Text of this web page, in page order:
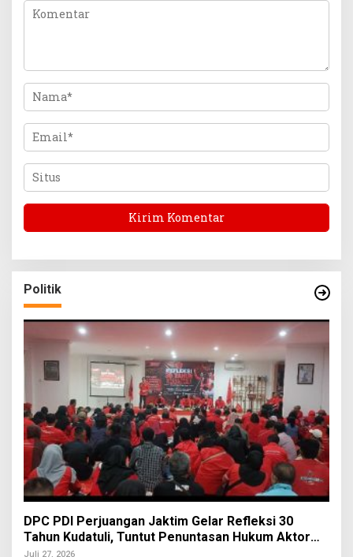
Politik
DPC PDI Perjuangan Jaktim Gelar Refleksi 30
Tahun Kudatuli, Tuntut Penuntasan Hukum Aktor
Intelektual
Juli 27, 2026